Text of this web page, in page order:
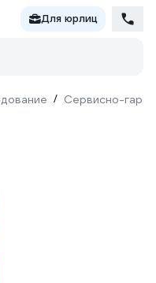
Для юрлиц
/ Сервисно-